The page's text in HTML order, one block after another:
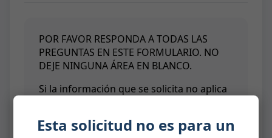
Esta solicitud no es para un
POR FAVOR RESPONDA A TODAS LAS
PREGUNTAS EN ESTE FORMULARIO. NO
DEJE NINGUNA ÁREA EN BLANCO.
Si la información que se solicita no aplica
Si tiene preguntas, por favor no dude en